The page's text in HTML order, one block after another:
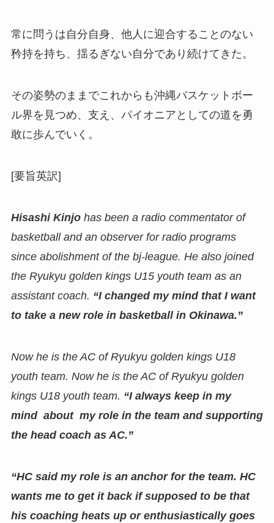
常に問うは自分自身、他人に迎合することのない
矜持を持ち、揺るぎない自分であり続けてきた。
その姿勢のままでこれからも沖縄バスケットボー
ル界を見つめ、支え、パイオニアとしての道を勇
敢に歩んでいく。
[要旨英訳]
Hisashi Kinjohas been a radio commentator of
basketball and an observer for radio programs
since abolishment of the bj-league. He also joined
the Ryukyu golden kings U15 youth team as an
assistant coach. “I changed my mind that I want
to take a new role in basketball in Okinawa.”
Now he is the AC of Ryukyu golden kings U18
youth team. Now he is the AC of Ryukyu golden
kings U18 youth team. “I always keep in my
mind about my role in the team and supporting
the head coach as AC.”
“HC said my role is an anchor for the team. HC
wants me to get it back if supposed to be that
his coaching heats up or enthusiastically goes